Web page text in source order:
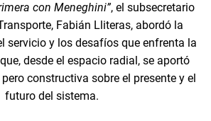
con Meneghini”, el subsecretario
Fabián Lliteras, abordó la
servicio y los desafíos que enfrenta la
desde el espacio radial, se aportó
constructiva sobre el presente y el
futuro del sistema.